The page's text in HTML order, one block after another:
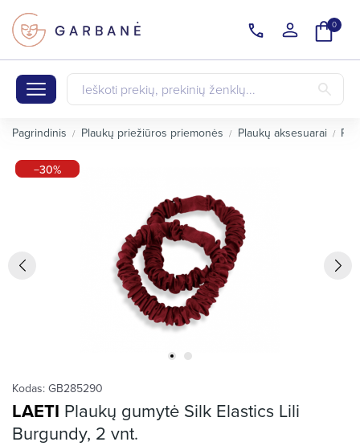
0
Pagrindinis Plaukų priežiūros priemonės Plaukų aksesuarai
−30%
Kodas: GB285290
LAETI Plaukų gumytė Silk Elastics Lili
Burgundy, 2 vnt.